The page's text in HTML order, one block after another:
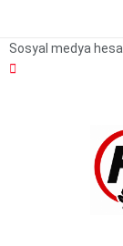
Sosyal medya